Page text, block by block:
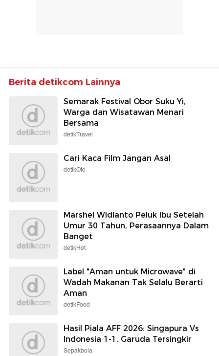
Berita detikcom Lainnya
Semarak Festival Obor Suku Yi,
Warga dan Wisatawan Menari
Bersama
detikTravel
Cari Kaca Film Jangan Asal
detikOto
Marshel Widianto Peluk Ibu Setelah
Umur 30 Tahun, Perasaannya Dalam
Banget
detikHot
Label "Aman untuk Microwave" di
Wadah Makanan Tak Selalu Berarti
Aman
detikFood
Hasil Piala AFF 2026: Singapura Vs
Indonesia 1-1, Garuda Tersingkir
Sepakbola